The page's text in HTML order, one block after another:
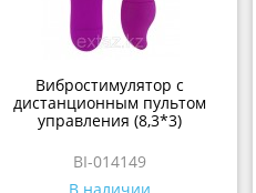
Вибростимулятор с
дистанционным пультом
управления (8,3*3)
BI-014149